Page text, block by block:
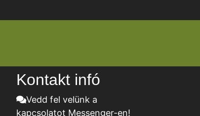
Kontakt infó
Vedd fel velünk a
kapcsolatot Messenger-en!